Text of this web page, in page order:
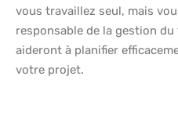
vous travaillez seul, mais
responsable de la gestion
aideront à planifier
votre projet.